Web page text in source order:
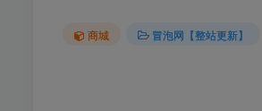
商城 冒泡网【整站更新】